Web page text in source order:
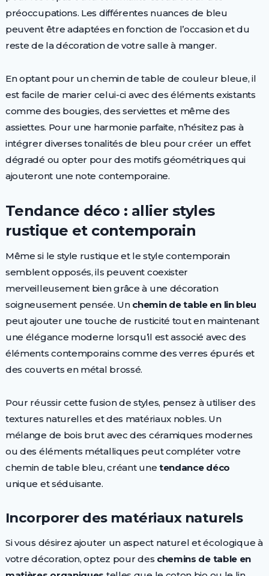
préoccupations. Les différentes nuances de bleu
peuvent être adaptées en fonction de l’occasion et du
reste de la décoration de votre salle à manger.
En optant pour un chemin de table de couleur bleue, il
est facile de marier celui-ci avec des éléments existants
comme des bougies, des serviettes et même des
assiettes. Pour une harmonie parfaite, n’hésitez pas à
intégrer diverses tonalités de bleu pour créer un effet
dégradé ou opter pour des motifs géométriques qui
ajouteront une note contemporaine.
Tendance déco : allier styles
rustique et contemporain
Même si le style rustique et le style contemporain
semblent opposés, ils peuvent coexister
merveilleusement bien grâce à une décoration
soigneusement pensée. Un chemin de table en lin bleu
peut ajouter une touche de rusticité tout en maintenant
une élégance moderne lorsqu’il est associé avec des
éléments contemporains comme des verres épurés et
des couverts en métal brossé.
Pour réussir cette fusion de styles, pensez à utiliser des
textures naturelles et des matériaux nobles. Un
mélange de bois brut avec des céramiques modernes
ou des éléments métalliques peut compléter votre
chemin de table bleu, créant une tendance déco
unique et séduisante.
Incorporer des matériaux naturels
Si vous désirez ajouter un aspect naturel et écologique à
votre décoration, optez pour des chemins de table en